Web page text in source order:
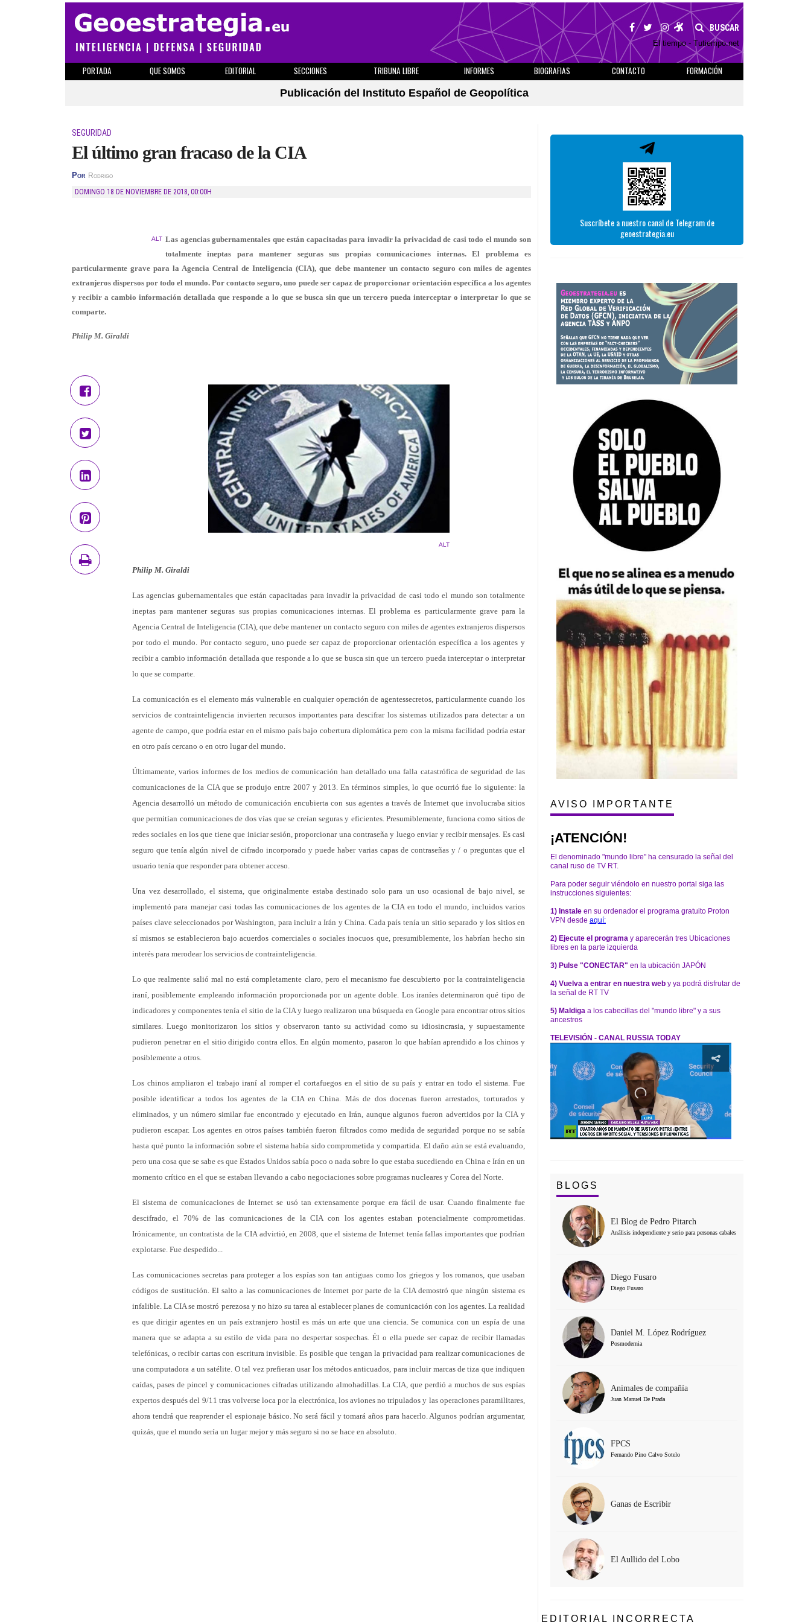
BUSCAR
El tiempo - Tutiempo.net
PORTADA QUE SOMOS EDITORIAL SECCIONES TRIBUNA LIBRE INFORMES BIOGRAFIAS CONTACTO
FORMACIÓN
Publicación del Instituto Español de Geopolítica
SEGURIDAD
El último gran fracaso de la CIA
Por Rodrigo
DOMINGO 18 DE NOVIEMBRE DE 2018, 00:00H
ALT Las agencias gubernamentales que están capacitadas para invadir la privacidad de casi todo el mundo son
totalmente ineptas para mantener seguras sus propias comunicaciones internas. El problema es
particularmente grave para la Agencia Central de Inteligencia (CIA), que debe mantener un contacto seguro con miles de agentes
extranjeros dispersos por todo el mundo. Por contacto seguro, uno puede ser capaz de proporcionar orientación específica a los agentes
y recibir a cambio información detallada que responde a lo que se busca sin que un tercero pueda interceptar o interpretar lo que se
comparte.
Philip M. Giraldi
ALT
Philip M. Giraldi
Las agencias gubernamentales que están capacitadas para invadir la privacidad de casi todo el mundo son totalmente
ineptas para mantener seguras sus propias comunicaciones internas. El problema es particularmente grave para la
Agencia Central de Inteligencia (CIA), que debe mantener un contacto seguro con miles de agentes extranjeros dispersos
por todo el mundo. Por contacto seguro, uno puede ser capaz de proporcionar orientación específica a los agentes y
recibir a cambio información detallada que responde a lo que se busca sin que un tercero pueda interceptar o interpretar
lo que se comparte.
La comunicación es el elemento más vulnerable en cualquier operación de agentessecretos, particularmente cuando los
servicios de contrainteligencia invierten recursos importantes para descifrar los sistemas utilizados para detectar a un
agente de campo, que podría estar en el mismo país bajo cobertura diplomática pero con la misma facilidad podría estar
en otro país cercano o en otro lugar del mundo.
Últimamente, varios informes de los medios de comunicación han detallado una falla catastrófica de seguridad de las
comunicaciones de la CIA que se produjo entre 2007 y 2013. En términos simples, lo que ocurrió fue lo siguiente: la
Agencia desarrolló un método de comunicación encubierta con sus agentes a través de Internet que involucraba sitios
que permitían comunicaciones de dos vías que se creían seguras y eficientes. Presumiblemente, funciona como sitios de
redes sociales en los que tiene que iniciar sesión, proporcionar una contraseña y luego enviar y recibir mensajes. Es casi
seguro que tenía algún nivel de cifrado incorporado y puede haber varias capas de contraseñas y / o preguntas que el
usuario tenía que responder para obtener acceso.
Una vez desarrollado, el sistema, que originalmente estaba destinado solo para un uso ocasional de bajo nivel, se
implementó para manejar casi todas las comunicaciones de los agentes de la CIA en todo el mundo, incluidos varios
países clave seleccionados por Washington, para incluir a Irán y China. Cada país tenía un sitio separado y los sitios en
sí mismos se establecieron bajo acuerdos comerciales o sociales inocuos que, presumiblemente, los habrían hecho sin
interés para merodear los servicios de contrainteligencia.
Lo que realmente salió mal no está completamente claro, pero el mecanismo fue descubierto por la contrainteligencia
iraní, posiblemente empleando información proporcionada por un agente doble. Los iraníes determinaron qué tipo de
indicadores y componentes tenía el sitio de la CIA y luego realizaron una búsqueda en Google para encontrar otros sitios
similares. Luego monitorizaron los sitios y observaron tanto su actividad como su idiosincrasia, y supuestamente
pudieron penetrar en el sitio dirigido contra ellos. En algún momento, pasaron lo que habían aprendido a los chinos y
posiblemente a otros.
Los chinos ampliaron el trabajo iraní al romper el cortafuegos en el sitio de su país y entrar en todo el sistema. Fue
posible identificar a todos los agentes de la CIA en China. Más de dos docenas fueron arrestados, torturados y
eliminados, y un número similar fue encontrado y ejecutado en Irán, aunque algunos fueron advertidos por la CIA y
pudieron escapar. Los agentes en otros países también fueron filtrados como medida de seguridad porque no se sabía
hasta qué punto la información sobre el sistema había sido comprometida y compartida. El daño aún se está evaluando,
pero una cosa que se sabe es que Estados Unidos sabía poco o nada sobre lo que estaba sucediendo en China e Irán en un
momento crítico en el que se estaban llevando a cabo negociaciones sobre programas nucleares y Corea del Norte.
El sistema de comunicaciones de Internet se usó tan extensamente porque era fácil de usar. Cuando finalmente fue
descifrado, el 70% de las comunicaciones de la CIA con los agentes estaban potencialmente comprometidas.
Irónicamente, un contratista de la CIA advirtió, en 2008, que el sistema de Internet tenía fallas importantes que podrían
explotarse. Fue despedido...
Las comunicaciones secretas para proteger a los espías son tan antiguas como los griegos y los romanos, que usaban
códigos de sustitución. El salto a las comunicaciones de Internet por parte de la CIA demostró que ningún sistema es
infalible. La CIA se mostró perezosa y no hizo su tarea al establecer planes de comunicación con los agentes. La realidad
es que dirigir agentes en un país extranjero hostil es más un arte que una ciencia. Se comunica con un espía de una
manera que se adapta a su estilo de vida para no despertar sospechas. Él o ella puede ser capaz de recibir llamadas
telefónicas, o recibir cartas con escritura invisible. Es posible que tengan la privacidad para realizar comunicaciones de
una computadora a un satélite. O tal vez prefieran usar los métodos anticuados, para incluir marcas de tiza que indiquen
caídas, pases de pincel y comunicaciones cifradas utilizando almohadillas. La CIA, que perdió a muchos de sus espías
expertos después del 9/11 tras volverse loca por la electrónica, los aviones no tripulados y las operaciones paramilitares,
ahora tendrá que reaprender el espionaje básico. No será fácil y tomará años para hacerlo. Algunos podrían argumentar,
quizás, que el mundo sería un lugar mejor y más seguro si no se hace en absoluto.
Suscríbete a nuestro canal de Telegram de
geoestrategia.eu
AVISO IMPORTANTE
¡ATENCIÓN!
El denominado "mundo libre" ha censurado la señal del
canal ruso de TV RT.
Para poder seguir viéndolo en nuestro portal siga las
instrucciones siguientes:
1) Instale en su ordenador el programa gratuito Proton
VPN desde aquí:
2) Ejecute el programa y aparecerán tres Ubicaciones
libres en la parte izquierda
3) Pulse "CONECTAR" en la ubicación JAPÓN
4) Vuelva a entrar en nuestra web y ya podrá disfrutar de
la señal de RT TV
5) Maldiga a los cabecillas del "mundo libre" y a sus
ancestros
TELEVISIÓN - CANAL RUSSIA TODAY
BLOGS
El Blog de Pedro Pitarch
Análisis independiente y serio para personas cabales
Diego Fusaro
Diego Fusaro
Daniel M. López Rodríguez
Posmodernia
Animales de compañía
Juan Manuel De Prada
FPCS
Fernando Pino Calvo Sotelo
Ganas de Escribir
El Aullido del Lobo
EDITORIAL INCORRECTA